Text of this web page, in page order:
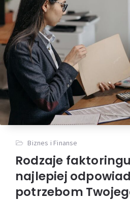
Biznes i Finanse
Rodzaje
najlepiej
potrzebom